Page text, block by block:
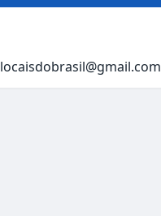
locaisdobrasil@gmail.com